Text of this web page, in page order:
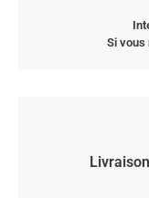
Si vous